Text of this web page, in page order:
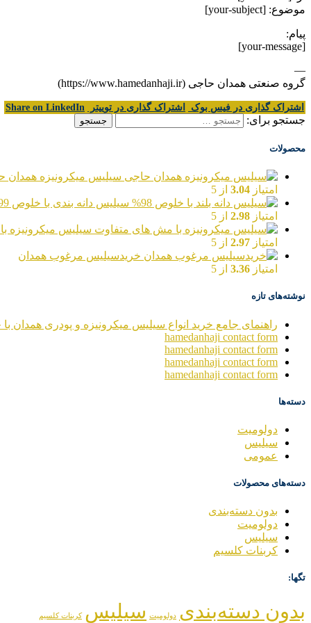
موضوع: [your-subject]
پیام:
[your-message]
—
گروه صنعتی همدان حاجی (https://www.hamedanhaji.ir)
اشتراک گذاری در فیس بوک اشتراک گذاری در توییتر Share on LinkedIn
جستجو برای:
محصولات
سیلیس میکرونیزه همدان
امتیاز 3.04 از 5
سیلیس دانه بندی با خلوص 99%
امتیاز 2.98 از 5
سیلیس میکرونیزه
امتیاز 2.97 از 5
خریدسیلیس مرغوب همدان
امتیاز 3.36 از 5
نوشته‌های تازه
راهنمای جامع خرید انواع سیلیس میکرونیزه و پودری همدان با
hamedanhaji contact form
hamedanhaji contact form
hamedanhaji contact form
hamedanhaji contact form
دسته‌ها
دولومیت
سیلیس
عمومی
دسته‌های محصولات
بدون دسته‌بندی
دولومیت
سیلیس
کربنات کلسیم
تگها:
بدون دسته‌بندی دولومیت سیلیس کربنات کلسیم